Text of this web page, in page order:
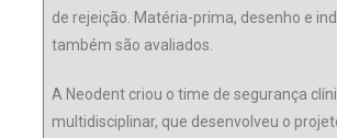
de rejeição. Matéria-prima, desenho e
também são avaliados.
A Neodent criou o time de segurança
multidisciplinar, que desenvolveu o